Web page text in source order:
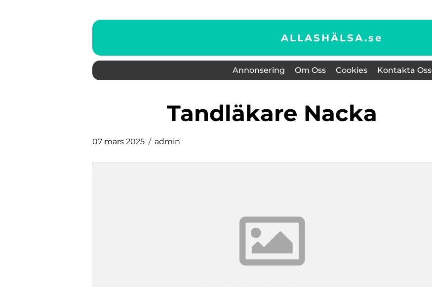
ALLASHÄLSA.se
Annonsering Om Oss Cookies Kontakta Oss
Tandläkare Nacka
07 mars 2025 admin